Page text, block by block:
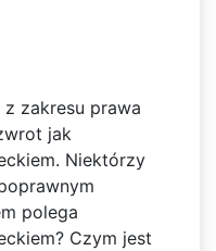
zakresu prawa
jak
Niektórzy
polega
Czym jest